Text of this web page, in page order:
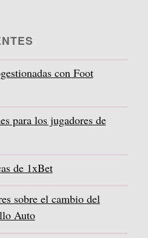
con Foot
para los jugadores de
de 1xBet
sobre el cambio del
Auto